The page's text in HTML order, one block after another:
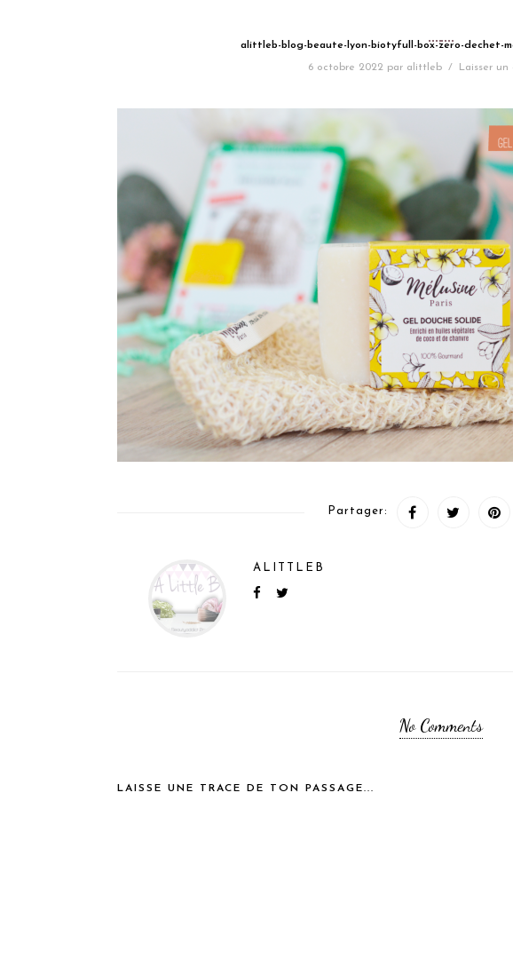
alittleb-blog-beaute-lyon-biotyfull-box-zero-dechet-
6 octobre 2022 par alittleb / Laisser un
Partager:
ALITTLEB
No Comments
LAISSE UNE TRACE DE TON PASSAGE...